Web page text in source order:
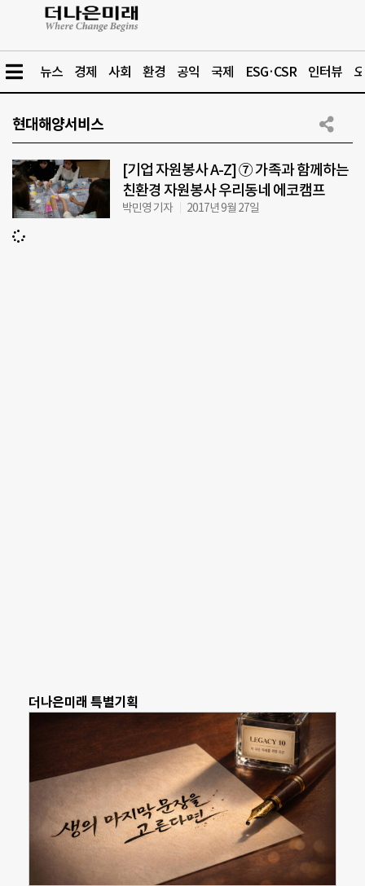
뉴스 경제 사회 환경 공익 국제 ESG·CSR 인터뷰
현대해양서비스
[기업 자원봉사 A-Z] ⑦ 가족과 함께하는
친환경 자원봉사 우리동네 에코캠프
박민영 기자 2017년 9월 27일
더나은미래 특별기획